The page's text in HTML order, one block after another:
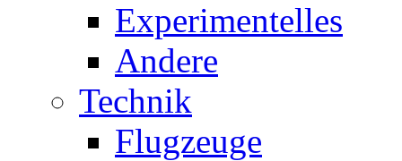
Experimentelles
Andere
Technik
Flugzeuge